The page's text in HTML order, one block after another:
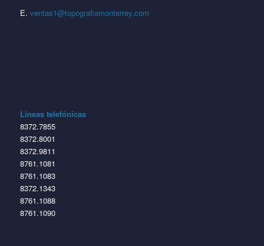
E. ventas1@topografiamonterrey.com
Líneas telefónicas
8372.7855
8372.8001
8372.9811
8761.1081
8761.1083
8372.1343
8761.1088
8761.1090